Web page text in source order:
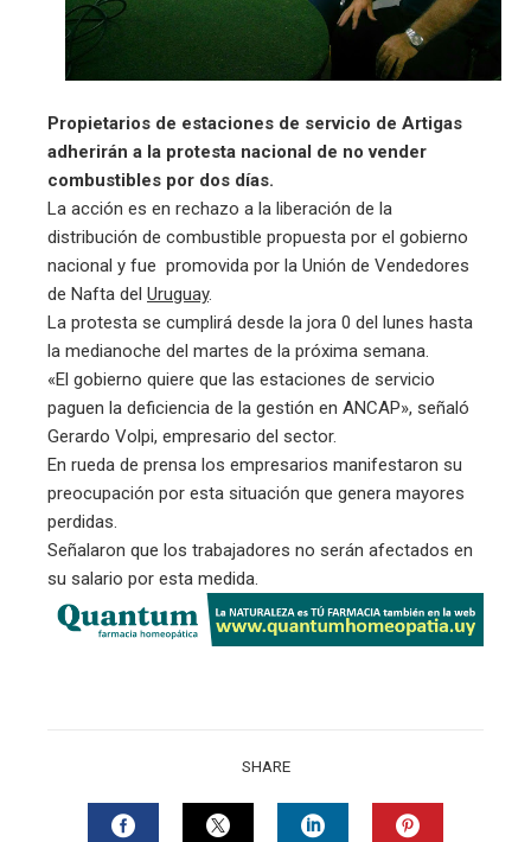
Propietarios de estaciones de servicio de Artigas
adherirán a la protesta nacional de no vender
combustibles por dos días.
La acción es en rechazo a la liberación de la
distribución de combustible propuesta por el gobierno
nacional y fue promovida por la Unión de Vendedores
de Nafta del Uruguay.
La protesta se cumplirá desde la jora 0 del lunes hasta
la medianoche del martes de la próxima semana.
«El gobierno quiere que las estaciones de servicio
paguen la deficiencia de la gestión en ANCAP», señaló
Gerardo Volpi, empresario del sector.
En rueda de prensa los empresarios manifestaron su
preocupación por esta situación que genera mayores
perdidas.
Señalaron que los trabajadores no serán afectados en
su salario por esta medida.
SHARE